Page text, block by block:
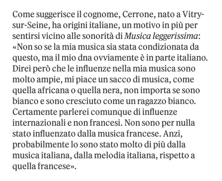
Come suggerisce il cognome, Cerrone, nato a Vitry-
sur-Seine, ha origini italiane, un motivo in più per
sentirsi vicino alle sonorità diMusica leggerissima:
«Non so se la mia musica sia stata condizionata da
questo, ma il mio dna ovviamente è in parte italiano.
Direi però che le influenze nella mia musica sono
molto ampie, mi piace un sacco di musica, come
quella africana o quella nera, non importa se sono
bianco e sono cresciuto come un ragazzo bianco.
Certamente parlerei comunque di influenze
internazionali e non francesi. Non sono per nulla
stato influenzato dalla musica francese. Anzi,
probabilmente lo sono stato molto di più dalla
musica italiana, dalla melodia italiana, rispetto a
quella francese».